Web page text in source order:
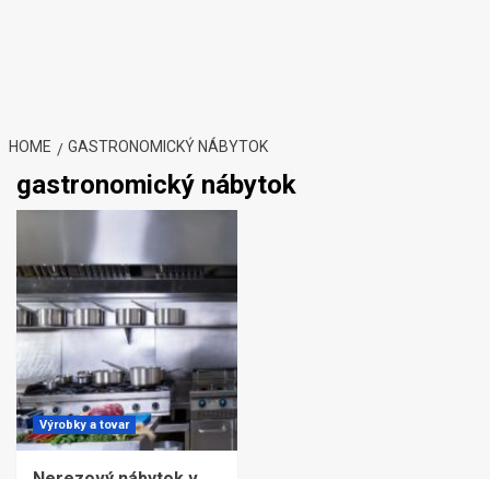
HOME GASTRONOMICKÝ NÁBYTOK
gastronomický nábytok
Výrobky a tovar